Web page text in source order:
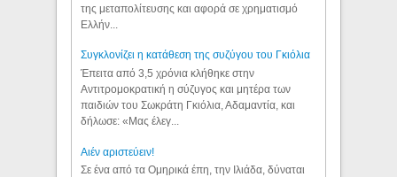
της μεταπολίτευσης και αφορά σε χρηματισμό
Ελλήν...
Συγκλονίζει η κατάθεση της συζύγου του Γκιόλια
Έπειτα από 3,5 χρόνια κλήθηκε στην
Αντιτρομοκρατική η σύζυγος και μητέρα των
παιδιών του Σωκράτη Γκιόλια, Αδαμαντία, και
δήλωσε: «Μας έλεγ...
Aιέν αριστεύειν!
Σε ένα από τα Ομηρικά έπη, την Ιλιάδα, δύναται